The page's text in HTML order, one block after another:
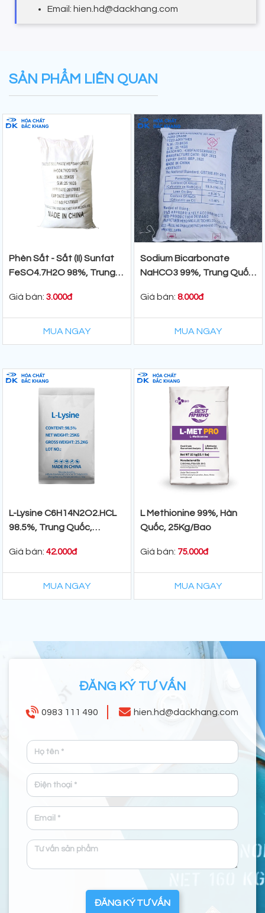
Email: hien.hd@dackhang.com
SẢN PHẨM LIÊN QUAN
Phèn Sắt - Sắt (II) Sunfat
FeSO4.7H2O 98%, Trung
Giá bán: 3.000đ
MUA NGAY
Sodium Bicarbonate
NaHCO3 99%, Trung Quốc,
Giá bán: 8.000đ
MUA NGAY
L-Lysine C6H14N2O2.HCL
98.5%, Trung Quốc,
Giá bán: 42.000đ
MUA NGAY
L Methionine 99%, Hàn
Quốc, 25Kg/Bao
Giá bán: 75.000đ
MUA NGAY
ĐĂNG KÝ TƯ VẤN
0983 111 490 hien.hd@dackhang.com
ĐĂNG KÝ TƯ VẤN